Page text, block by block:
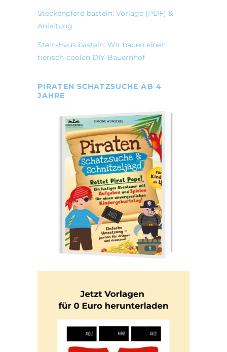
Steckenpferd basteln: Vorlage (PDF) &
Anleitung
Stein-Haus basteln: Wir bauen einen
tierisch-coolen DIY-Bauernhof
PIRATEN SCHATZSUCHE AB 4
JAHRE